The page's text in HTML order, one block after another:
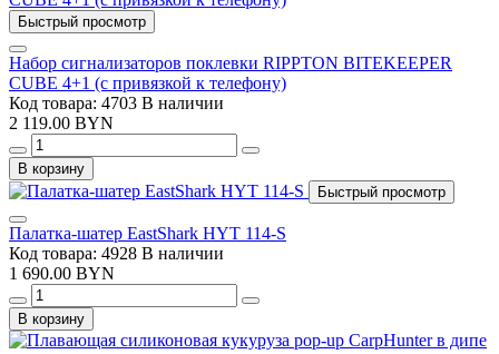
Быстрый просмотр
Набор сигнализаторов поклевки RIPPTON BITEKEEPER
CUBE 4+1 (с привязкой к телефону)
Код товара: 4703 В наличии
2 119.00 BYN
В корзину
Быстрый просмотр
Палатка-шатер EastShark HYT 114-S
Код товара: 4928 В наличии
1 690.00 BYN
В корзину